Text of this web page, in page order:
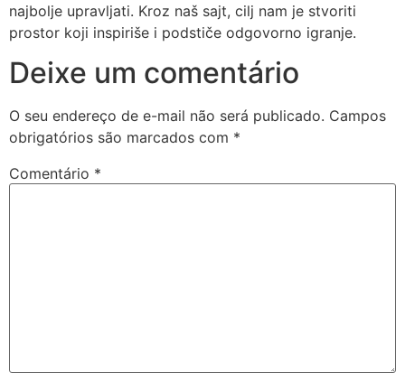
najbolje upravljati. Kroz naš sajt, cilj nam je stvoriti
prostor koji inspiriše i podstiče odgovorno igranje.
Deixe um comentário
O seu endereço de e-mail não será publicado. Campos
obrigatórios são marcados com *
Comentário *